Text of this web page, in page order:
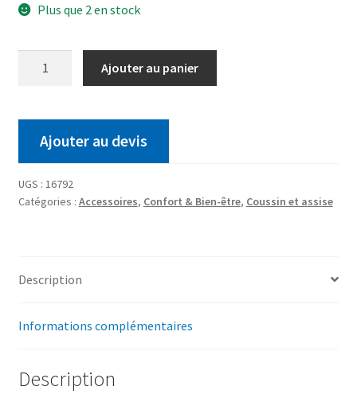
Plus que 2 en stock
Ajouter au panier
Ajouter au devis
UGS : 16792
Catégories : Accessoires, Confort & Bien-être, Coussin et assise
Description
Informations complémentaires
Description